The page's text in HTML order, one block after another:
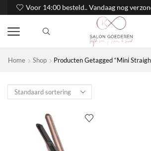
Voor 14:00 besteld.. Vandaag nog
Home Shop Producten Getagged “Mini